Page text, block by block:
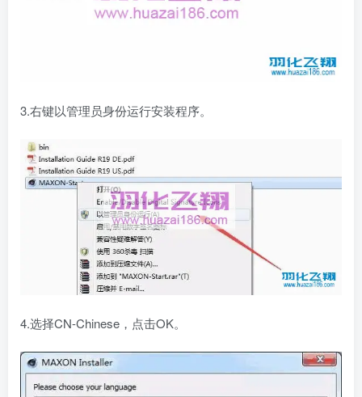
3.右键以管理员身份运行安装程序。
4.选择CN-Chinese，点击OK。